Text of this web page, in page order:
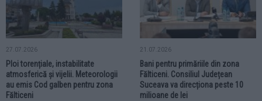
27.07.2026
Ploi torențiale, instabilitate
atmosferică și vijelii. Meteorologii
au emis Cod galben pentru zona
Fălticeni
21.07.2026
Bani pentru primăriile din zona
Fălticeni. Consiliul Județean
Suceava va direcționa peste 10
milioane de lei